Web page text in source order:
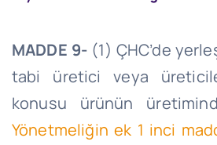
MADDE 9- (1) ÇHC’de
tabi üretici veya
konusu ürünün
Yönetmeliğin ek 1 inci